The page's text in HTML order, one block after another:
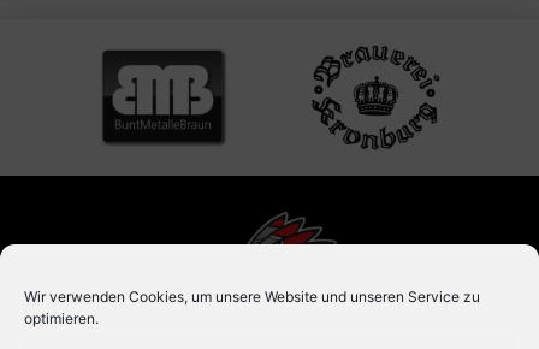
Wir verwenden Cookies, um unsere Website und unseren Service zu
optimieren.